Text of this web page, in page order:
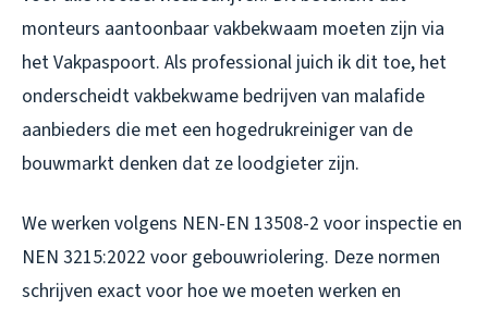
monteurs aantoonbaar vakbekwaam moeten zijn via
het Vakpaspoort. Als professional juich ik dit toe, het
onderscheidt vakbekwame bedrijven van malafide
aanbieders die met een hogedrukreiniger van de
bouwmarkt denken dat ze loodgieter zijn.
We werken volgens NEN-EN 13508-2 voor inspectie en
NEN 3215:2022 voor gebouwriolering. Deze normen
schrijven exact voor hoe we moeten werken en